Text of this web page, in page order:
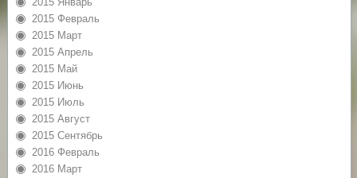
2015 Февраль
2015 Март
2015 Апрель
2015 Май
2015 Июнь
2015 Июль
2015 Август
2015 Сентябрь
2016 Февраль
2016 Март